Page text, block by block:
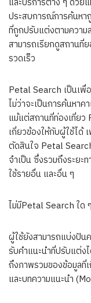
ประสบการณ์การค้นหา
ที่ถูกปรับแต่งตามความ
สามารถเรียกดูสถานที่
รวดเร็ว
Petal Search เป็นเพื่
ไม่ว่าจะเป็นการค้นหา
แม้แต่สถานที่ท่องเที่ย
เกี่ยวข้องให้กับผู้ใช้ได้
ตัดสินใจ Petal
จำเป็น ซึ่งรวมถึงระยะ
ใช้รายอื่น และอื่น ๆ
ไม่มีPetal Search ใด
ผู้ใช้ยังสามารถแบ่งปั
รับคำแนะนำที่ปรับแต่ง
ถึงภาพรวมของข้อมูลที่
และบทความแนะนำ